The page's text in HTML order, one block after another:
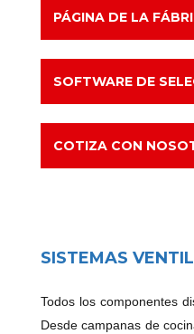
PÁGINA DE LA
SOFTWARE DE
COTIZA CON
SISTEMAS
Todos los componentes
Desde campanas de